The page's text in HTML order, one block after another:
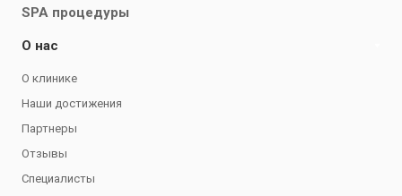
SPA процедуры
О нас
О клинике
Наши достижения
Партнеры
Отзывы
Специалисты